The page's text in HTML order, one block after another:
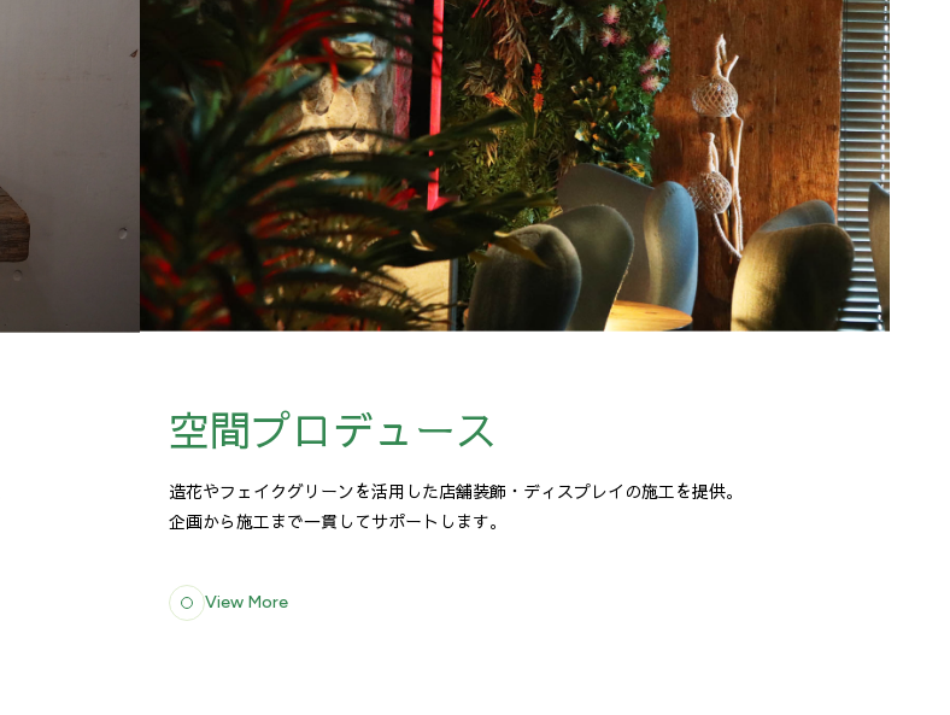
空間プロデュース
造花やフェイクグリーンを活用した店舗装飾・ディスプレイの施工を提供。
企画から施工まで一貫してサポートします。
View More